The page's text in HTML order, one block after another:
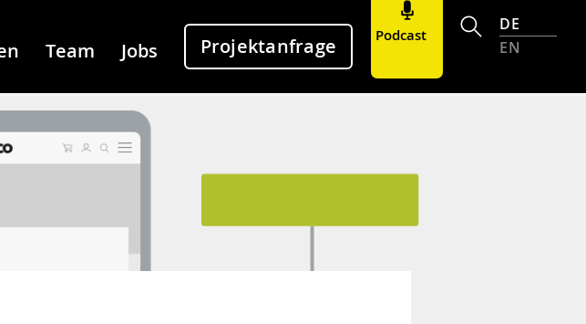
Team Jobs Projektanfrage Podcast
DE
EN